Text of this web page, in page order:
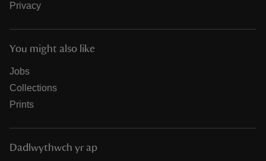
Privacy
You might also like
Jobs
Collections
Prints
Dadlwythwch yr ap